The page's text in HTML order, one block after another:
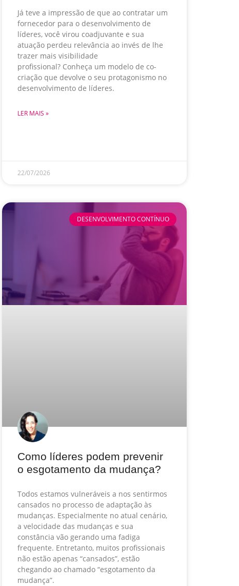
Já teve a impressão de que ao contratar um
fornecedor para o desenvolvimento de
líderes, você virou coadjuvante e sua
atuação perdeu relevância ao invés de lhe
trazer mais visibilidade
profissional? Conheça um modelo de co-
criação que devolve o seu protagonismo no
desenvolvimento de líderes.
LER MAIS »
22/07/2026
DESENVOLVIMENTO CONTÍNUO
Como líderes podem prevenir
o esgotamento da mudança?
Todos estamos vulneráveis a nos sentirmos
cansados no processo de adaptação às
mudanças. Especialmente no atual cenário,
a velocidade das mudanças e sua
constância vão gerando uma fadiga
frequente. Entretanto, muitos profissionais
não estão apenas “cansados”, estão
chegando ao chamado “esgotamento da
mudança”.